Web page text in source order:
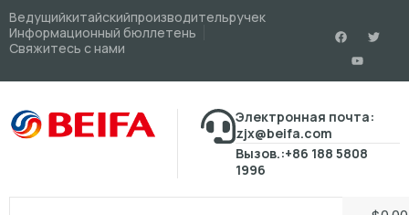
Ведущийкитайскийпроизводительручек
Информационный бюллетень
Свяжитесь с нами
Электронная почта:
zjx@beifa.com
Вызов.:+86 188 5808
1996